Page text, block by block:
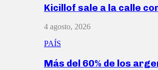
Kicillof sale a la calle
4 agosto, 2026
PAÍS
Más del 60% de los